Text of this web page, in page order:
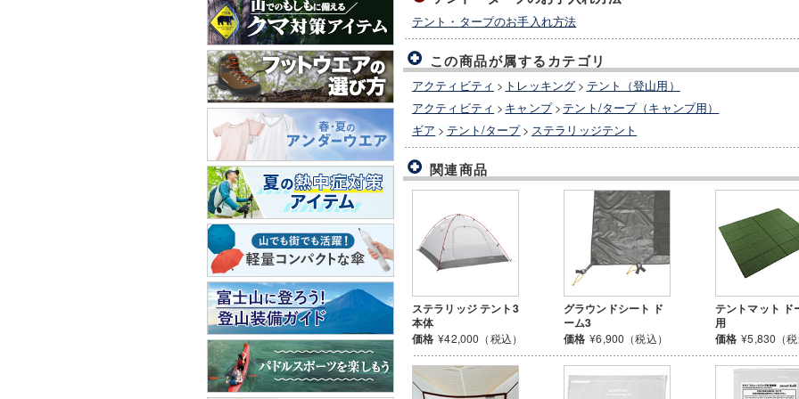
テント・タープのお手入れ方法
この商品が属するカテゴリ
アクティビティ > トレッキング > テント（登山用）
アクティビティ > キャンプ > テント/タープ（キャンプ用）
ギア > テント/タープ> ステラリッジテント
関連商品
ステラリッジ テント3
本体
価格 ¥42,000（税込）
グラウンドシート ド
ーム3
価格 ¥6,900（税込）
テントマット ド
用
価格 ¥5,830（